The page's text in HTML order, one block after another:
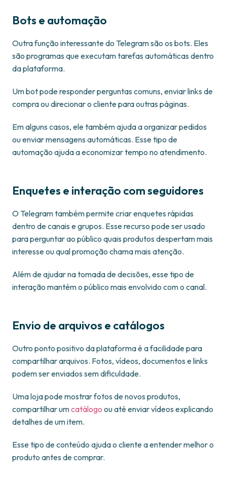
Bots e automação
Outra função interessante do Telegram são os bots. Eles
são programas que executam tarefas automáticas dentro
da plataforma.
Um bot pode responder perguntas comuns, enviar links de
compra ou direcionar o cliente para outras páginas.
Em alguns casos, ele também ajuda a organizar pedidos
ou enviar mensagens automáticas. Esse tipo de
automação ajuda a economizar tempo no atendimento.
Enquetes e interação com seguidores
O Telegram também permite criar enquetes rápidas
dentro de canais e grupos. Esse recurso pode ser usado
para perguntar ao público quais produtos despertam mais
interesse ou qual promoção chama mais atenção.
Além de ajudar na tomada de decisões, esse tipo de
interação mantém o público mais envolvido com o canal.
Envio de arquivos e catálogos
Outro ponto positivo da plataforma é a facilidade para
compartilhar arquivos. Fotos, vídeos, documentos e links
podem ser enviados sem dificuldade.
Uma loja pode mostrar fotos de novos produtos,
compartilhar umcatálogo ou até enviar vídeos explicando
detalhes de um item.
Esse tipo de conteúdo ajuda o cliente a entender melhor o
produto antes de comprar.